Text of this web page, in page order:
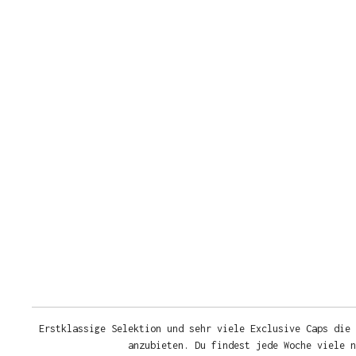
Erstklassige Selektion und sehr viele Exclusive Caps die
anzubieten. Du findest jede Woche